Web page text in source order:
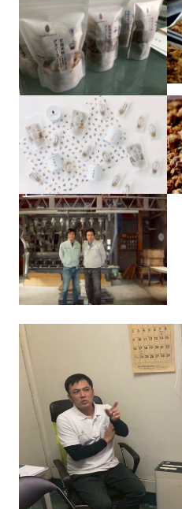
本部幹事団
部会長
委員会